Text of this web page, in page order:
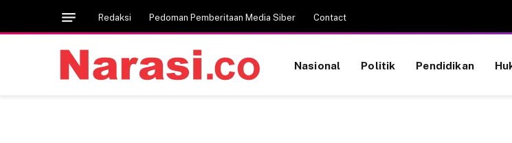
Redaksi Pedoman Pemberitaan Media Siber Contact
Nasional Politik Pendidikan